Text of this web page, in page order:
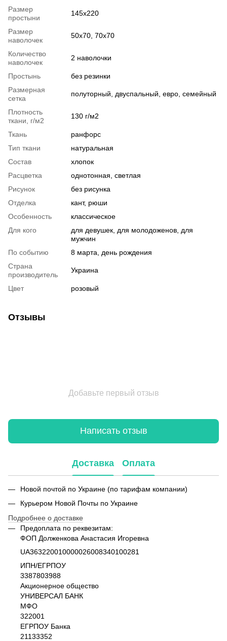
Размер
простыни
145x220
Размер
наволочек
50x70, 70x70
Количество
наволочек
2 наволочки
Простынь
без резинки
Размерная
сетка
полуторный, двуспальный, евро, семейный
Плотность
ткани, г/м2
130 г/м2
Ткань
ранфорс
Тип ткани
натуральная
Состав
хлопок
Расцветка
однотонная, светлая
Рисунок
без рисунка
Отделка
кант, рюши
Особенность
классическое
Для кого
для девушек, для молодоженов, для
мужчин
По событию
8 марта, день рождения
Страна
производитель
Украина
Цвет розовый
Отзывы
Добавьте первый отзыв
Написать отзыв
Доставка Оплата
Новой почтой по Украине (по тарифам компании)
Курьером Новой Почты по Украине
Подробнее о доставке
Предоплата по реквезитам:
ФОП Долженкова Анастасия Игоревна
UA363220010000026008340100281
ИПН/ЕГРПОУ
3387803988
Акционерное общество
УНИВЕРСАЛ БАНК
МФО
322001
ЕГРПОУ Банка
21133352